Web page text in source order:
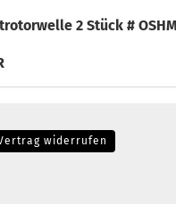
2 Stück #
widerrufen